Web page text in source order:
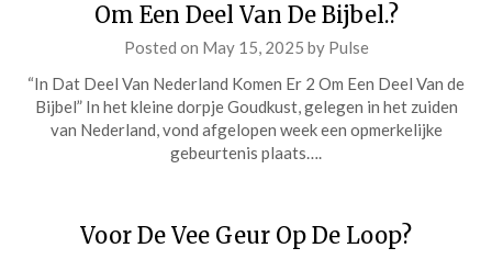
Om Een Deel Van De Bijbel.?
Posted on May 15, 2025 by Pulse
“In Dat Deel Van Nederland Komen Er 2 Om Een Deel Van de
Bijbel” In het kleine dorpje Goudkust, gelegen in het zuiden
van Nederland, vond afgelopen week een opmerkelijke
gebeurtenis plaats….
Voor De Vee Geur Op De Loop?